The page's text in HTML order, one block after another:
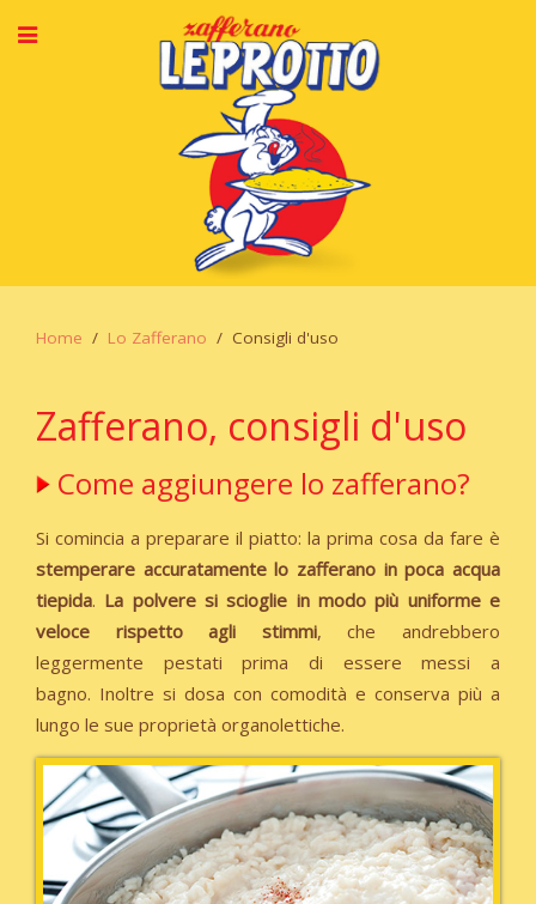
Home Lo Zafferano Consigli d'uso
Zafferano, consigli d'uso
Come aggiungere lo zafferano?
Si comincia a preparare il piatto: la prima cosa da fare è
stemperare accuratamente lo zafferano in poca acqua
tiepida. La polvere si scioglie in modo più uniforme e
veloce rispetto agli stimmi, che andrebbero
leggermente pestati prima di essere messi a
bagno. Inoltre si dosa con comodità e conserva più a
lungo le sue proprietà organolettiche.